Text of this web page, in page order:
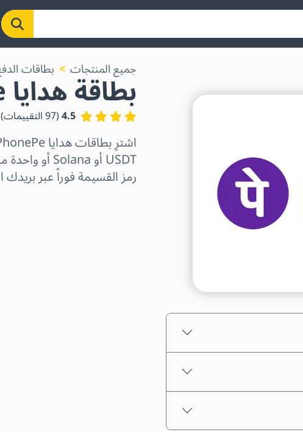
جميع المنتجات بطاقات
بطاقة هدايا PhonePe
4.5
(
97التقييمات)
رمز القسيمة فوراً عبر بريدك